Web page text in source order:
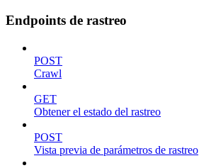
Endpoints de rastreo
POST
Crawl
GET
Obtener el estado del rastreo
POST
Vista previa de parámetros de rastreo